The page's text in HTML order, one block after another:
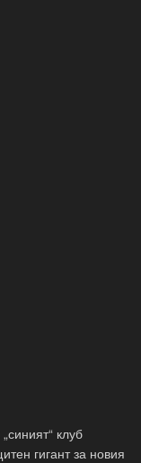
клуб
гигант за новия